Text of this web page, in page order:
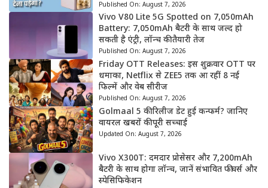
Published On: August 7, 2026
Vivo V80 Lite 5G Spotted on 7,050mAh
Battery: 7,050mAh बैटरी के साथ जल्द हो
सकती है एंट्री, लॉन्च की तैयारी तेज
Published On: August 7, 2026
Friday OTT Releases: इस शुक्रवार OTT पर
धमाका, Netflix से ZEE5 तक आ रहीं 8 नई
फिल्में और वेब सीरीज
Published On: August 7, 2026
Golmaal 5 की रिलीज डेट हुई कन्फर्म? जानिए
वायरल खबरों की पूरी सच्चाई
Updated On: August 7, 2026
Vivo X300T: दमदार प्रोसेसर और 7,200mAh
बैटरी के साथ होगा लॉन्च, जानें संभावित फीचर्स और
स्पेसिफिकेशन